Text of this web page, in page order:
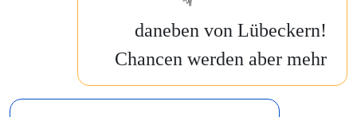
daneben von Lübeckern!
Chancen werden aber mehr